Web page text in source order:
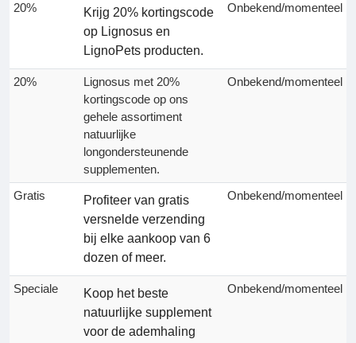
20%
Krijg 20% kortingscode
op Lignosus en
LignoPets producten.
Onbekend/momenteel
20%
Lignosus met 20%
kortingscode op ons
gehele assortiment
natuurlijke
longondersteunende
supplementen.
Onbekend/momenteel
Gratis
Profiteer van gratis
versnelde verzending
bij elke aankoop van 6
dozen of meer.
Onbekend/momenteel
Speciale
Koop het beste
natuurlijke supplement
voor de ademhaling
Onbekend/momenteel